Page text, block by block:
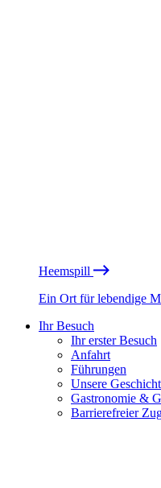
Heemspill
Ein Ort für lebendige
Ihr Besuch
Ihr erster Besuch
Anfahrt
Führungen
Unsere
Gastronomie &
Barrierefreier